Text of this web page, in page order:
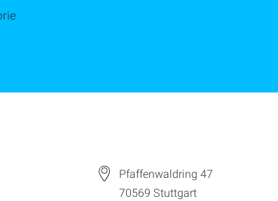
Pfaffenwaldring 47
70569 Stuttgart